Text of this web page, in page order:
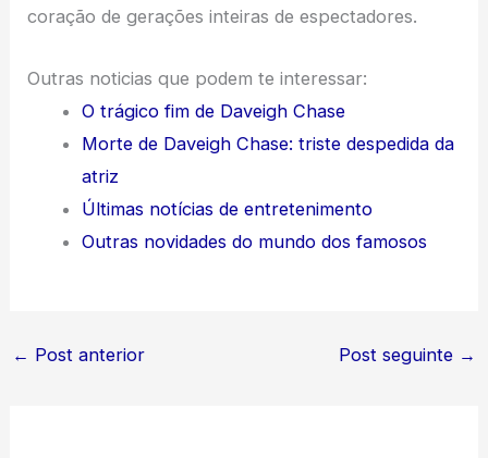
coração de gerações inteiras de espectadores.
Outras noticias que podem te interessar:
O trágico fim de Daveigh Chase
Morte de Daveigh Chase: triste despedida da
atriz
Últimas notícias de entretenimento
Outras novidades do mundo dos famosos
← Post anterior Post seguinte →